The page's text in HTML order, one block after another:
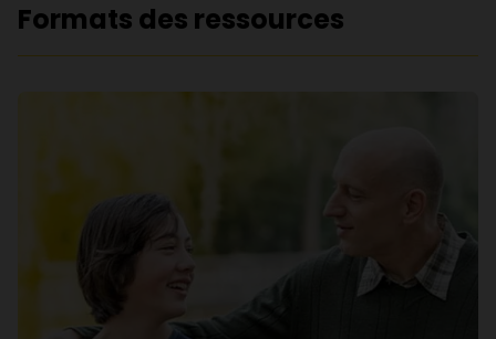
Formats des ressources